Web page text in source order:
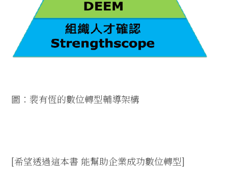
圖：裴有恆的數位轉型輔導架構
[希望透過這本書 能幫助企業成功數位轉型]